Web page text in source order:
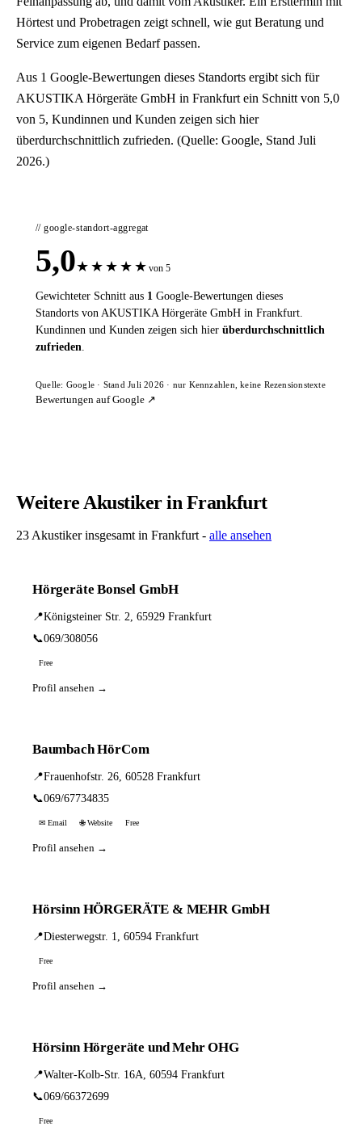
Hörtest und Probetragen zeigt schnell, wie gut Beratung und
Service zum eigenen Bedarf passen.
Aus 1 Google-Bewertungen dieses Standorts ergibt sich für
AKUSTIKA Hörgeräte GmbH in Frankfurt ein Schnitt von 5,0
von 5, Kundinnen und Kunden zeigen sich hier
überdurchschnittlich zufrieden. (Quelle: Google, Stand Juli
2026.)
// google-standort-aggregat
5,0★ ★ ★ ★ ★ von 5
Gewichteter Schnitt aus 1 Google-Bewertungen dieses
Standorts von AKUSTIKA Hörgeräte GmbH in Frankfurt.
Kundinnen und Kunden zeigen sich hier überdurchschnittlich
zufrieden.
Quelle: Google · Stand Juli 2026 · nur Kennzahlen, keine Rezensionstexte
Bewertungen auf Google ↗
Weitere Akustiker in Frankfurt
23 Akustiker insgesamt in Frankfurt - alle ansehen
Hörgeräte Bonsel GmbH
📍Königsteiner Str. 2, 65929 Frankfurt
📞069/308056
Free
Profil ansehen →
Baumbach HörCom
📍Frauenhofstr. 26, 60528 Frankfurt
📞069/67734835
✉ Email 🌐 Website Free
Profil ansehen →
Hörsinn HÖRGERÄTE & MEHR GmbH
📍Diesterwegstr. 1, 60594 Frankfurt
Free
Profil ansehen →
Hörsinn Hörgeräte und Mehr OHG
📍Walter-Kolb-Str. 16A, 60594 Frankfurt
📞069/66372699
Free